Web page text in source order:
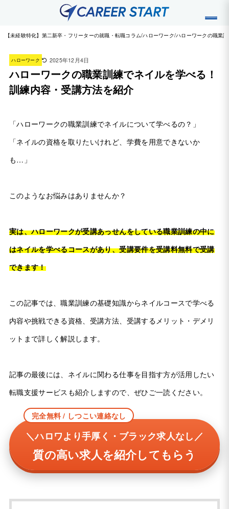
【未経験特化】第二新卒・フリーターの就職・転職コラム ハローワーク ハローワークの職業
ハローワーク 2025年12月4日
ハローワークの職業訓練でネイルを学べる！
訓練内容・受講方法を紹介
「ハローワークの職業訓練でネイルについて学べるの？」
「ネイルの資格を取りたいけれど、学費を用意できないか
も…」
このようなお悩みはありませんか？
実は、ハローワークが受講あっせんをしている職業訓練の中に
はネイルを学べるコースがあり、受講要件を受講料無料で受講
できます！
この記事では、職業訓練の基礎知識からネイルコースで学べる
内容や挑戦できる資格、受講方法、受講するメリット・デメリ
ットまで詳しく解説します。
記事の最後には、ネイルに関わる仕事を目指す方が活用したい
転職支援サービスも紹介しますので、ぜひご一読ください。
完全無料 / しつこい連絡なし
＼ハロワより手厚く・ブラック求人なし／
質の高い求人を紹介してもらう